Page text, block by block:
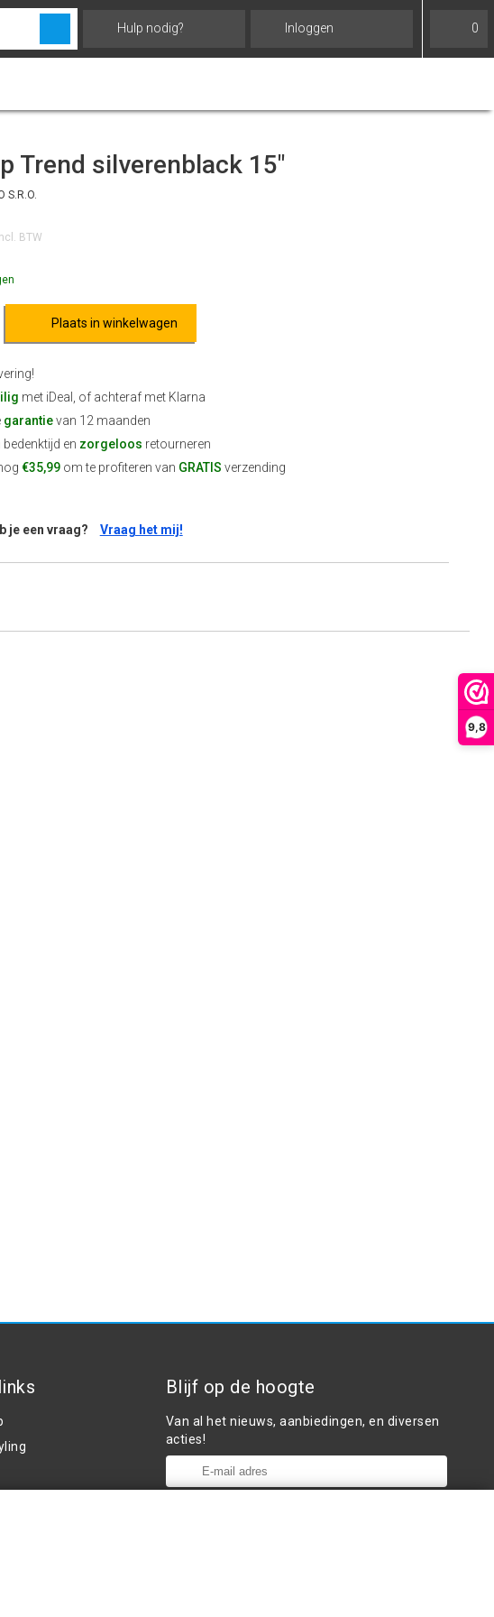
9,8
Hulp nodig? Inloggen 0
Trend silverenblack 15"
S.R.O.
Incl. BTW
Plaats in winkelwagen
met iDeal, of achteraf met Klarna
garantievan 12 maanden
bedenktijd en zorgeloos retourneren
€35,99om te profiteren van GRATIS verzending
je een vraag? Vraag het mij!
Blijf op de hoogte
Van al het nieuws, aanbiedingen, en diversen
acties!